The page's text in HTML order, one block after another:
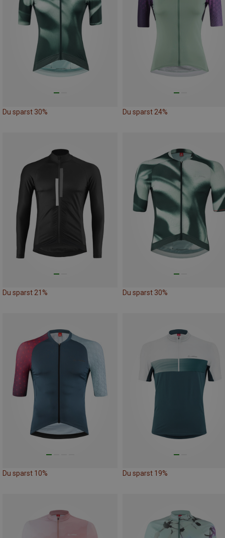
Du sparst 30% Du sparst 24%
Du sparst 21% Du sparst 30%
Du sparst 10% Du sparst 19%